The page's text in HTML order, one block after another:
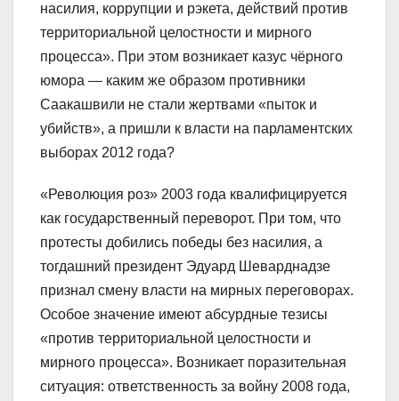
насилия, коррупции и рэкета, действий против
территориальной целостности и мирного
процесса». При этом возникает казус чёрного
юмора — каким же образом противники
Саакашвили не стали жертвами «пыток и
убийств», а пришли к власти на парламентских
выборах 2012 года?
«Революция роз» 2003 года квалифицируется
как государственный переворот. При том, что
протесты добились победы без насилия, а
тогдашний президент Эдуард Шеварднадзе
признал смену власти на мирных переговорах.
Особое значение имеют абсурдные тезисы
«против территориальной целостности и
мирного процесса». Возникает поразительная
ситуация: ответственность за войну 2008 года,